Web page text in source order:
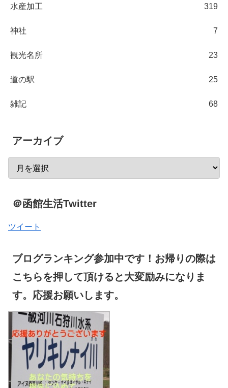
水産加工 319
神社 7
観光名所 23
道の駅 25
雑記 68
アーカイブ
＠函館生活Twitter
ツイート
ブログランキング参加中です！お帰りの際は
こちらを押して頂けると大変励みになりま
す。応援お願いします。